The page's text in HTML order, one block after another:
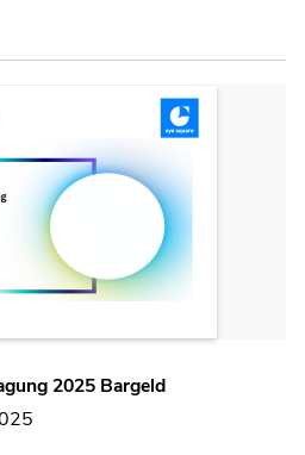
2025 Bargeld